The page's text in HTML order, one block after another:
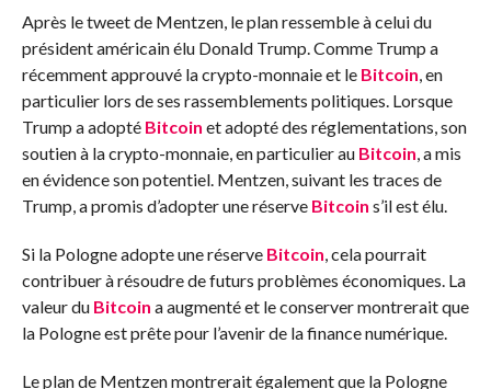
Après le tweet de Mentzen, le plan ressemble à celui du
président américain élu Donald Trump. Comme Trump a
récemment approuvé la crypto-monnaie et le Bitcoin, en
particulier lors de ses rassemblements politiques. Lorsque
Trump a adopté Bitcoin et adopté des réglementations, son
soutien à la crypto-monnaie, en particulier au Bitcoin, a mis
en évidence son potentiel.Mentzen, suivant les traces de
Trump, a promis d’adopter une réserve Bitcoin s’il est élu.
Si la Pologne adopte une réserve Bitcoin, cela pourrait
contribuer à résoudre de futurs problèmes économiques. La
valeur du Bitcoin a augmenté et le conserver montrerait que
la Pologne est prête pour l’avenir de la finance numérique.
Le plan de Mentzen montrerait également que la Pologne